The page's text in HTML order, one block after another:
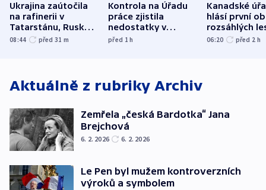
Ukrajina zaútočila
na rafinerii v
Tatarstánu, Rusko
udeřilo na Sumy a
08:44 před 31 m
Kontrola na Úřadu
práce zjistila
nedostatky v
účetnictví za 5,6
před 1h
Kanadské
hlásí první
rozsáhlých
požárů
06:20 před 2 h
Aktuálně z rubriky Archiv
Zemřela „česká Bardotka“ Jana
Brejchová
6. 2. 2026 6. 2. 2026
Le Pen byl mužem kontroverzních
výroků a symbolem